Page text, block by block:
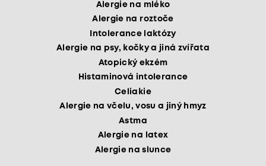
Alergie na mléko
Alergie na roztoče
Intolerance laktózy
Alergie na psy, kočky a jiná zvířata
Atopický ekzém
Histaminová intolerance
Celiakie
Alergie na včelu, vosu a jiný hmyz
Astma
Alergie na latex
Alergie na slunce